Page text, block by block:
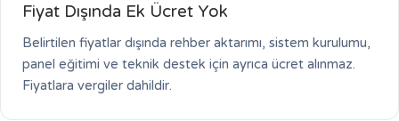
Fiyat Dışında Ek Ücret Yok
Belirtilen fiyatlar dışında rehber aktarımı, sistem kurulumu,
panel eğitimi ve teknik destek için ayrıca ücret alınmaz.
Fiyatlara vergiler dahildir.